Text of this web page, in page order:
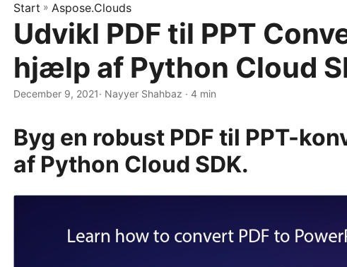
Start » Aspose.Clouds
Udvikl PDF til PPT
hjælp af Python Cloud
December 9, 2021· Nayyer Shahbaz · 4 min
Byg en robust PDF til PPT-
af Python Cloud SDK.